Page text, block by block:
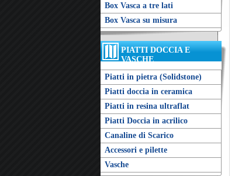
Box Vasca a tre lati
Box Vasca su misura
PIATTI DOCCIA E
VASCHE
Piatti in pietra (Solidstone)
Piatti doccia in ceramica
Piatti in resina ultraflat
Piatti Doccia in acrilico
Canaline di Scarico
Accessori e pilette
Vasche